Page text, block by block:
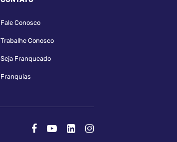
Fale Conosco
Trabalhe Conosco
Seja Franqueado
Franquias